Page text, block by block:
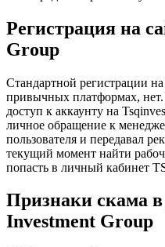
Регистрация на
Group
Стандартной регистрации
привычных платформах,
доступ к аккаунту на
личное обращение к
пользователя и передавал
текущий момент найти
попасть в личный кабинет
Признаки скама в
Investment Group